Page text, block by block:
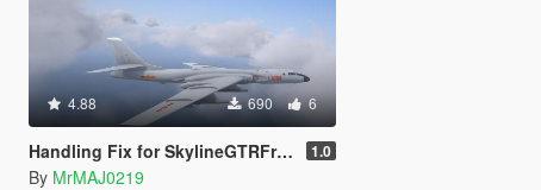
4.88 690 6
Handling Fix for SkylineGTRFreak's H-6K 1.0
By MrMAJ0219